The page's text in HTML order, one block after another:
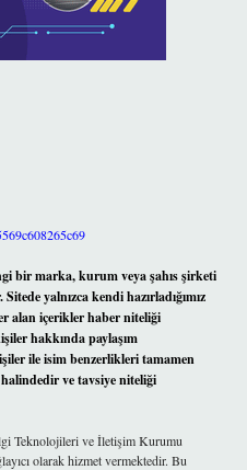
bir marka, kurum veya şahıs şirketi
yalnızca kendi hazırladığımız
alan içerikler haber niteliği
hakkında paylaşım
ile isim benzerlikleri tamamen
ve tavsiye niteliği
Teknolojileri ve İletişim Kurumu
olarak hizmet vermektedir. Bu